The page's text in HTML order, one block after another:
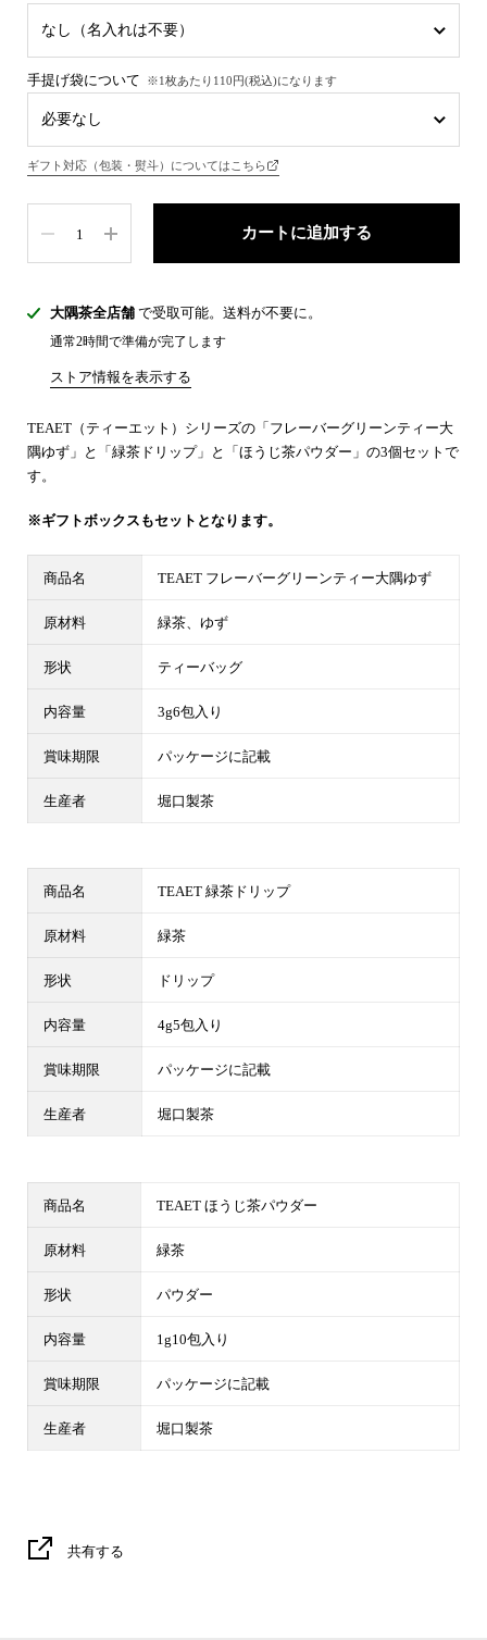
手提げ袋について ※1枚あたり110円(税込)になります
ギフト対応（包装・熨斗）についてはこちら
カートに追加する
大隅茶全店舗 で受取可能。送料が不要に。
通常2時間で準備が完了します
ストア情報を表示する
TEAET（ティーエット）シリーズの「フレーバーグリーンティー大
隅ゆず」と「緑茶ドリップ」と「ほうじ茶パウダー」の3個セットで
す。
※ギフトボックスもセットとなります。
商品名 TEAET フレーバーグリーンティー大隅ゆず
原材料 緑茶、ゆず
形状 ティーバッグ
内容量 3g6包入り
賞味期限 パッケージに記載
生産者 堀口製茶
商品名 TEAET 緑茶ドリップ
原材料 緑茶
形状 ドリップ
内容量 4g5包入り
賞味期限 パッケージに記載
生産者 堀口製茶
商品名 TEAET ほうじ茶パウダー
原材料 緑茶
形状 パウダー
内容量 1g10包入り
賞味期限 パッケージに記載
生産者 堀口製茶
共有する